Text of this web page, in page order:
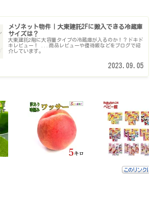
メゾネット物件｜大東建託2Fに搬入できる冷蔵庫
サイズは？
大東建託2階に大容量タイプの冷蔵庫が入るのか！？ドキド
キレビュー！ ...商品レビューや優待飯などをブログで紹
介しています。
2023.09.05